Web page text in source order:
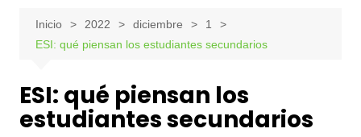
Inicio 2022 diciembre
1
ESI: qué piensan los estudiantes secundarios
ESI: qué piensan los
estudiantes secundarios